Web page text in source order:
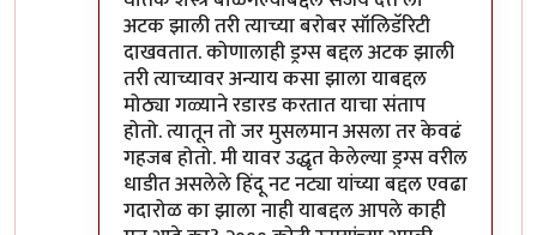
अटक झाली तरी त्याच्या बरोबर सॉलिडॅरिटी
दाखवतात. कोणालाही ड्रग्स बद्दल अटक झाली
तरी त्याच्यावर अन्याय कसा झाला याबद्दल
मोठ्या गळ्याने रडारड करतात याचा संताप
होतो. त्यातून तो जर मुसलमान असला तर केवढं
गहजब होतो. मी यावर उद्धृत केलेल्या ड्रग्स वरील
धाडीत असलेले हिंदू नट नट्या यांच्या बद्दल एवढा
गदारोळ का झाला नाही याबद्दल आपले काही